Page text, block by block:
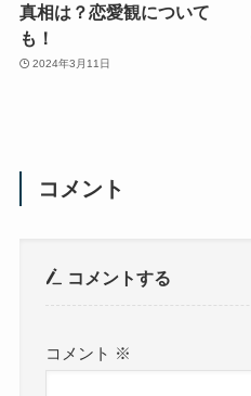
真相は？恋愛観について
も！
2024年3月11日
コメント
コメントする
コメント ※